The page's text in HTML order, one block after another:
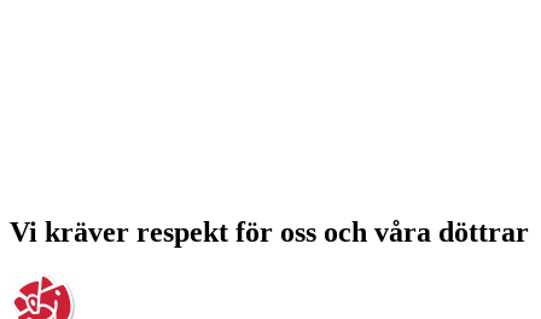
Vi kräver respekt för oss och våra döttrar